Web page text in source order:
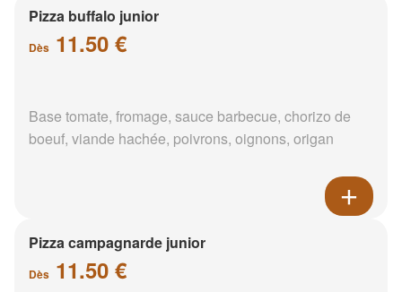
Pizza buffalo junior
Dès 11.50 €
Base tomate, fromage, sauce barbecue, chorizo de
boeuf, viande hachée, poivrons, oignons, origan
Pizza campagnarde junior
Dès 11.50 €